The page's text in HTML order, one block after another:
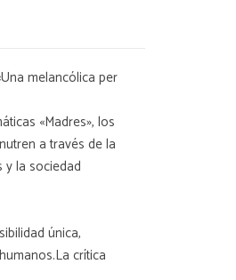
melancólica per
«Madres», los
a través de la
y la sociedad
única,
crítica